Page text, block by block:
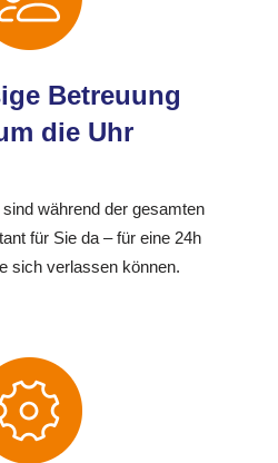
Betreuung
die Uhr
während der gesamten
für Sie da – für eine 24h
sich verlassen können.